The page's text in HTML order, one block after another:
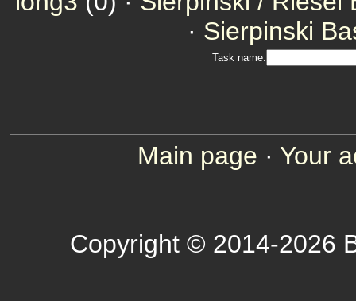
· Sierpinski
Task name:
Main page · Your
Copyright © 2014-2026